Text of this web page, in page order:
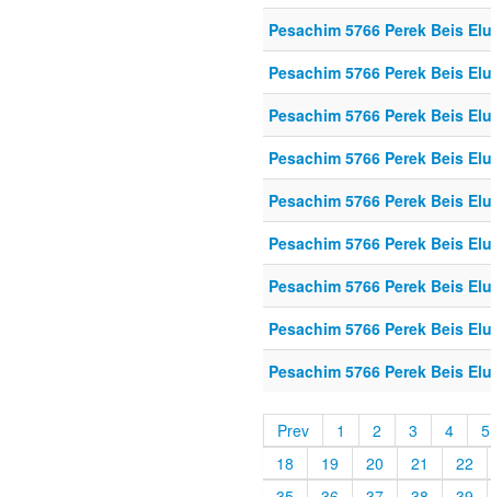
Pesachim 5766 Perek Beis
Pesachim 5766 Perek Beis
Pesachim 5766 Perek Beis
Pesachim 5766 Perek Beis
Pesachim 5766 Perek Beis
Pesachim 5766 Perek Beis
Pesachim 5766 Perek Beis
Pesachim 5766 Perek Beis
Pesachim 5766 Perek Beis
Prev 1 2 3 4
5
18
19 20 21
22